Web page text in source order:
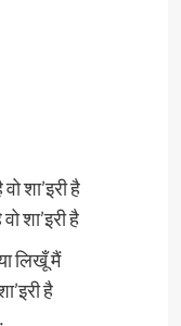
शा’इरी है
शा’इरी है
लिखूँ मैं
है